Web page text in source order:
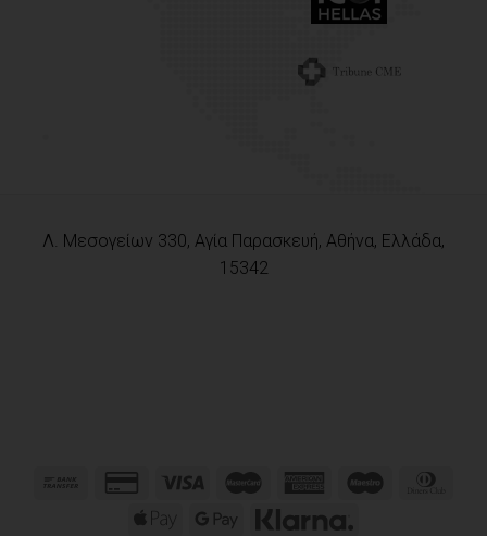
Λ. Μεσογείων 330, Αγία Παρασκευή, Αθήνα, Ελλάδα,
15342